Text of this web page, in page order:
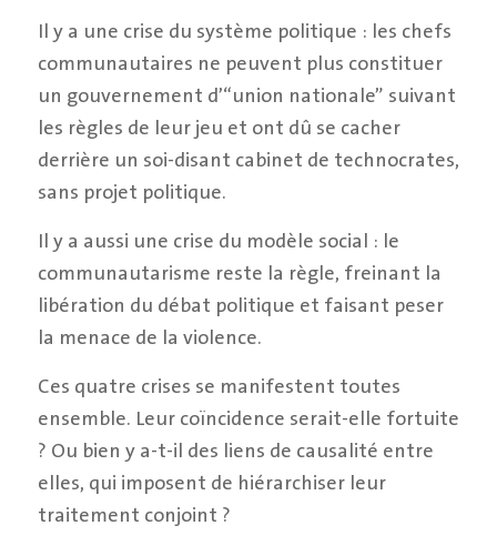
Il y a une crise du système politique : les chefs
communautaires ne peuvent plus constituer
un gouvernement d’“union nationale” suivant
les règles de leur jeu et ont dû se cacher
derrière un soi-disant cabinet de technocrates,
sans projet politique.
Il y a aussi une crise du modèle social : le
communautarisme reste la règle, freinant la
libération du débat politique et faisant peser
la menace de la violence.
Ces quatre crises se manifestent toutes
ensemble. Leur coïncidence serait-elle fortuite
? Ou bien y a-t-il des liens de causalité entre
elles, qui imposent de hiérarchiser leur
traitement conjoint ?